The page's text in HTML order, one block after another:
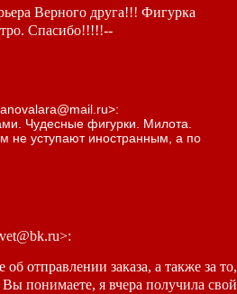
Верного друга!!! Фигурка
Спасибо!!!!!--
Чудесные фигурки. Милота.
не уступают иностранным, а по
отправлении заказа, а также за то,
понимаете, я вчера получила свой